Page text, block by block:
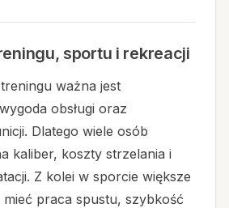
sportu i rekreacji
ważna jest
obsługi oraz
Dlatego wiele osób
kaliber, koszty strzelania i
Z kolei w sporcie większe
praca spustu, szybkość